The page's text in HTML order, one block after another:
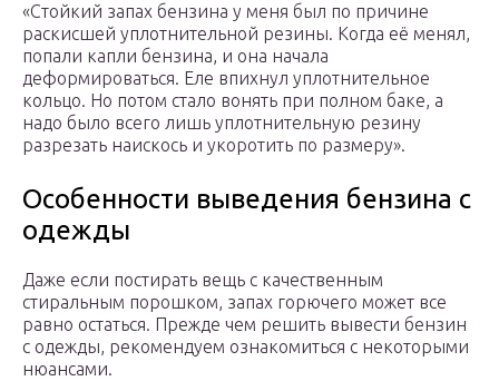
«Стойкий запах бензина у меня был по причине
раскисшей уплотнительной резины. Когда её менял,
попали капли бензина, и она начала
деформироваться. Еле впихнул уплотнительное
кольцо. Но потом стало вонять при полном баке, а
надо было всего лишь уплотнительную резину
разрезать наискось и укоротить по размеру».
Особенности выведения бензина с
одежды
Даже если постирать вещь с качественным
стиральным порошком, запах горючего может все
равно остаться. Прежде чем решить вывести бензин
с одежды, рекомендуем ознакомиться с некоторыми
нюансами.